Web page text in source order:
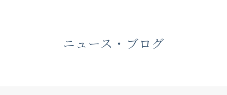
ニュース・ブログ